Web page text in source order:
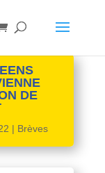
DE
| Brèves